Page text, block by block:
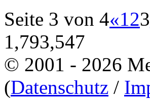
Seite 3 von 4«123
1,793,547
© 2001 - 2026
(Datenschutz /